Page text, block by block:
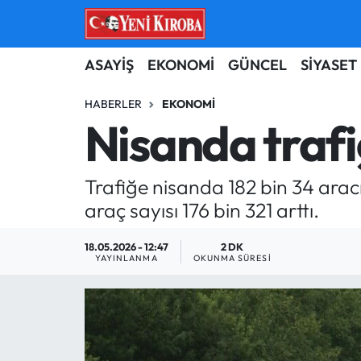
ASAYİŞ EKONOMİ GÜNCEL SİYASET
HABERLER EKONOMI
Nisanda
Trafiğe nisanda 182 bin 34
araç sayısı 176 bin 321 arttı.
18.05.2026 - 12:47
YAYINLANMA
2 DK
OKUNMA SÜRESI
ASAYİŞ
BİLİM-TEKNOLOJİ
DÜNYA
EKONOMİ
GÜNCEL
GÜNDEM
Aydın Nöbetçi Eczaneler
Aydın Hava Durumu
Aydin Namaz Vakitleri
Aydın Trafik Yoğunluk Haritası
Süper Lig Puan Durumu ve Fikstür
Tüm Manşetler
Son Dakika Haberleri
Haber Arşivi